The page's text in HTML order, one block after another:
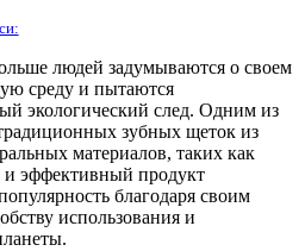
людей задумываются о своем
среду и пытаются
экологический след. Одним из
зубных щеток из
материалов, таких как
эффективный продукт
благодаря своим
использования и